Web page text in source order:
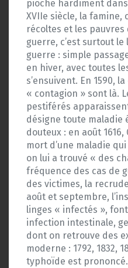
pioche hardiment
XVIIe siècle, la famine,
récoltes et les pauvres
guerre, c’est surtout
guerre : simple
en hiver, avec toutes
s’ensuivent. En 1590,
« contagion » sont là.
pestiférés
désigne toute maladie
douteux : en août
mort d’une maladie
on lui a trouvé « des
fréquence des cas de
des victimes, la
août et septembre,
linges « infectés »,
infection intestinale,
dont on retrouve des
moderne : 1792, 1832,
typhoïde est